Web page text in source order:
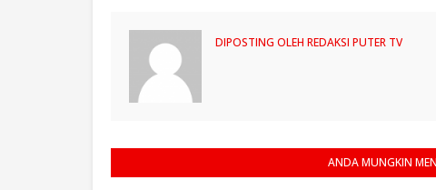
DIPOSTING OLEH REDAKSI PUTER TV
ANDA MUNGKIN